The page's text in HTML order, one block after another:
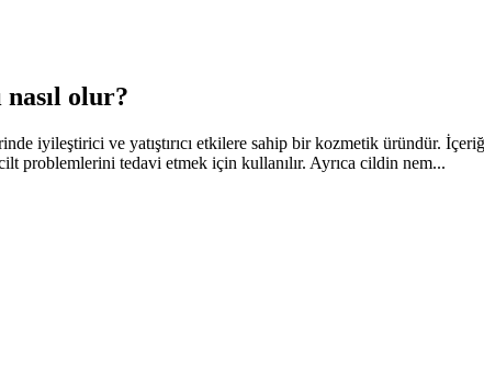
olur?
iyileştirici ve yatıştırıcı etkilere sahip bir kozmetik üründür.
problemlerini tedavi etmek için kullanılır. Ayrıca cildin nem...